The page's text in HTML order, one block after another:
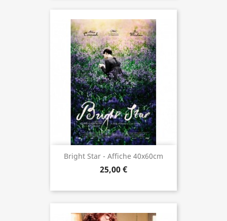
Bright Star - Affiche 40x60cm
25,00 €